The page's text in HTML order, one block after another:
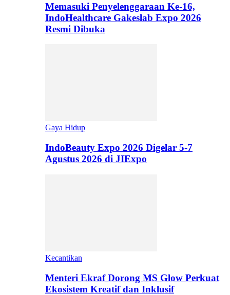
Memasuki Penyelenggaraan Ke-16,
IndoHealthcare Gakeslab Expo 2026
Resmi Dibuka
Gaya Hidup
IndoBeauty Expo 2026 Digelar 5-7
Agustus 2026 di JIExpo
Kecantikan
Menteri Ekraf Dorong MS Glow Perkuat
Ekosistem Kreatif dan Inklusif